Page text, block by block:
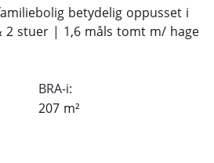
betydelig oppusset i
2 stuer | 1,6 måls tomt m/ hage
BRA-i:
207 m²